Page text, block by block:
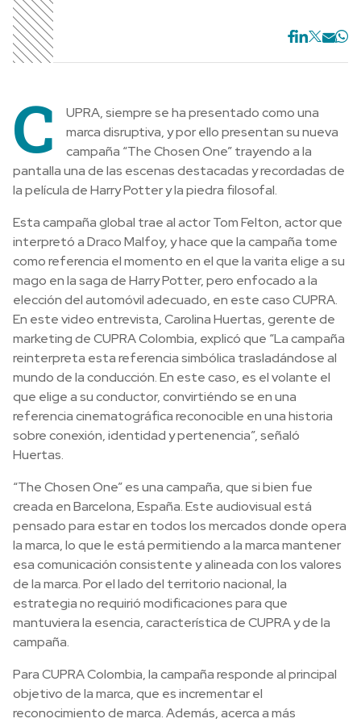
C
UPRA, siempre se ha presentado como una
marca disruptiva, y por ello presentan su nueva
campaña “The Chosen One” trayendo a la
pantalla una de las escenas destacadas y recordadas de
la película de Harry Potter y la piedra filosofal.
Esta campaña global trae al actor Tom Felton, actor que
interpretó a Draco Malfoy, y hace que la campaña tome
como referencia el momento en el que la varita elige a su
mago en la saga de Harry Potter, pero enfocado a la
elección del automóvil adecuado, en este caso CUPRA.
En este video entrevista, Carolina Huertas, gerente de
marketing de CUPRA Colombia, explicó que “La campaña
reinterpreta esta referencia simbólica trasladándose al
mundo de la conducción. En este caso, es el volante el
que elige a su conductor, convirtiéndo se en una
referencia cinematográfica reconocible en una historia
sobre conexión, identidad y pertenencia”, señaló
Huertas.
“The Chosen One” es una campaña, que si bien fue
creada en Barcelona, España. Este audiovisual está
pensado para estar en todos los mercados donde opera
la marca, lo que le está permitiendo a la marca mantener
esa comunicación consistente y alineada con los valores
de la marca. Por el lado del territorio nacional, la
estrategia no requirió modificaciones para que
mantuviera la esencia, característica de CUPRA y de la
campaña.
Para CUPRA Colombia, la campaña responde al principal
objetivo de la marca, que es incrementar el
reconocimiento de marca. Además, acerca a más